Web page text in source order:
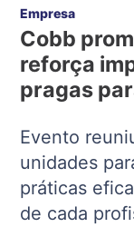
Empresa
Cobb
reforça
pragas
Evento
unidades
práticas
de cada